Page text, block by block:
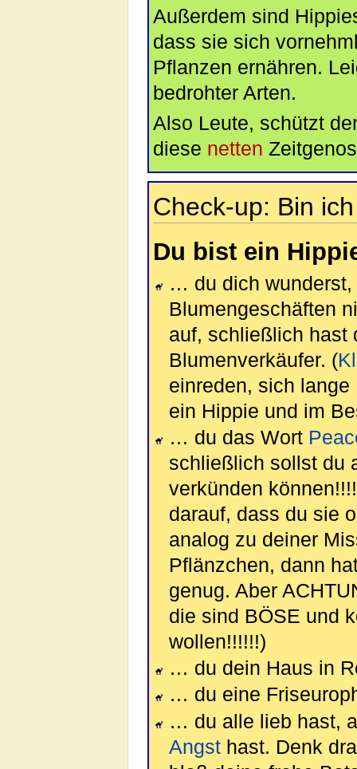
Außerdem sind
dass sie sich
Pflanzen ernähren.
bedrohter Arten.
Also Leute, schützt
diese netten
Check-up: Bin
Du bist ein
… du dich wunderst,
Blumengeschäften
auf, schließlich hast
Blumenverkäufer. (
einreden, sich
ein Hippie und im
… du das Wort
schließlich sollst du
verkünden
darauf, dass du sie
analog zu deiner
Pflänzchen, dann
genug. Aber
die sind BÖSE und
wollen!!!!!!)
… du dein Haus in
… du eine
… du alle lieb hast,
Angst hast. Denk